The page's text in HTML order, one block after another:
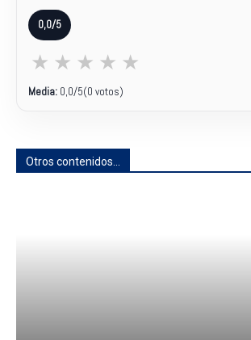
0,0/5
★ ★ ★ ★ ★
Media: 0,0/5(0 votos)
Otros contenidos...